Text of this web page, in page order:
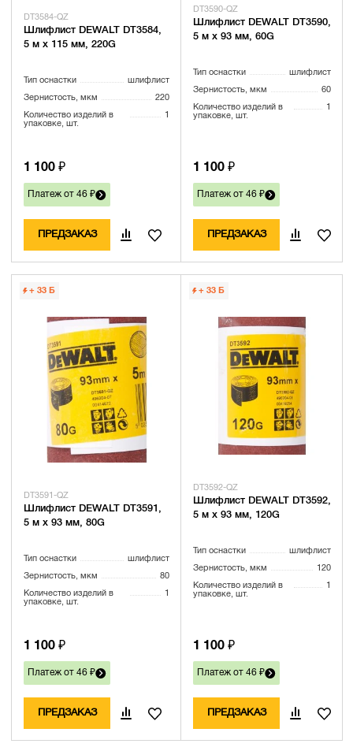
DT3584-QZ
Шлифлист DEWALT DT3584,
5 м x 115 мм, 220G
Тип оснастки шлифлист
Зернистость, мкм 220
Количество изделий в
упаковке, шт.
1
1 100 ₽
Платеж от 46 ₽
ПРЕДЗАКАЗ
DT3590-QZ
Шлифлист DEWALT DT3590,
5 м x 93 мм, 60G
Тип оснастки шлифлист
Зернистость, мкм 60
Количество изделий в
упаковке, шт.
1
1 100 ₽
Платеж от 46 ₽
ПРЕДЗАКАЗ
+ 33 Б
DT3591-QZ
Шлифлист DEWALT DT3591,
5 м x 93 мм, 80G
Тип оснастки шлифлист
Зернистость, мкм 80
Количество изделий в
упаковке, шт.
1
1 100 ₽
Платеж от 46 ₽
ПРЕДЗАКАЗ
+ 33 Б
DT3592-QZ
Шлифлист DEWALT DT3592,
5 м x 93 мм, 120G
Тип оснастки шлифлист
Зернистость, мкм 120
Количество изделий в
упаковке, шт.
1
1 100 ₽
Платеж от 46 ₽
ПРЕДЗАКАЗ